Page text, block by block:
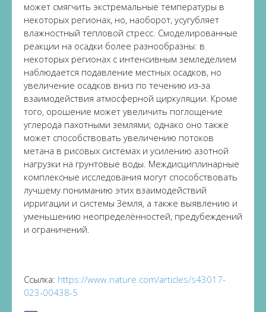
может смягчить экстремальные температуры в
некоторых регионах, но, наоборот, усугубляет
влажностный тепловой стресс. Смоделированные
реакции на осадки более разнообразны: в
некоторых регионах с интенсивным земледелием
наблюдается подавление местных осадков, но
увеличение осадков вниз по течению из-за
взаимодействия атмосферной циркуляции. Кроме
того, орошение может увеличить поглощение
углерода пахотными землями; однако оно также
может способствовать увеличению потоков
метана в рисовых системах и усилению азотной
нагрузки на грунтовые воды. Междисциплинарные
комплексные исследования могут способствовать
лучшему пониманию этих взаимодействий
ирригации и системы Земля, а также выявлению и
уменьшению неопределённостей, предубеждений
и ограничений.
Ссылка: https://www.nature.com/articles/s43017-
023-00438-5